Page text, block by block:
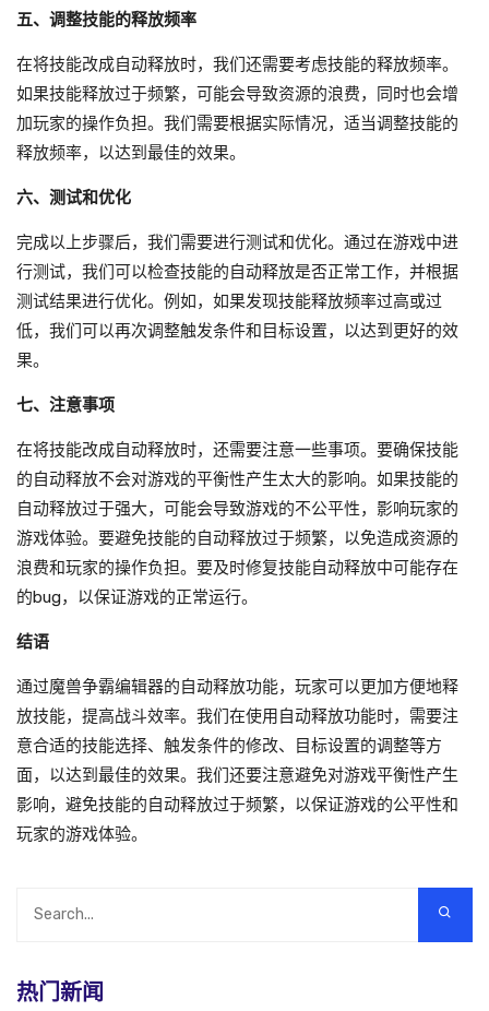
五、调整技能的释放频率
在将技能改成自动释放时，我们还需要考虑技能的释放频率。
如果技能释放过于频繁，可能会导致资源的浪费，同时也会增
加玩家的操作负担。我们需要根据实际情况，适当调整技能的
释放频率，以达到最佳的效果。
六、测试和优化
完成以上步骤后，我们需要进行测试和优化。通过在游戏中进
行测试，我们可以检查技能的自动释放是否正常工作，并根据
测试结果进行优化。例如，如果发现技能释放频率过高或过
低，我们可以再次调整触发条件和目标设置，以达到更好的效
果。
七、注意事项
在将技能改成自动释放时，还需要注意一些事项。要确保技能
的自动释放不会对游戏的平衡性产生太大的影响。如果技能的
自动释放过于强大，可能会导致游戏的不公平性，影响玩家的
游戏体验。要避免技能的自动释放过于频繁，以免造成资源的
浪费和玩家的操作负担。要及时修复技能自动释放中可能存在
的bug，以保证游戏的正常运行。
结语
通过魔兽争霸编辑器的自动释放功能，玩家可以更加方便地释
放技能，提高战斗效率。我们在使用自动释放功能时，需要注
意合适的技能选择、触发条件的修改、目标设置的调整等方
面，以达到最佳的效果。我们还要注意避免对游戏平衡性产生
影响，避免技能的自动释放过于频繁，以保证游戏的公平性和
玩家的游戏体验。
热门新闻